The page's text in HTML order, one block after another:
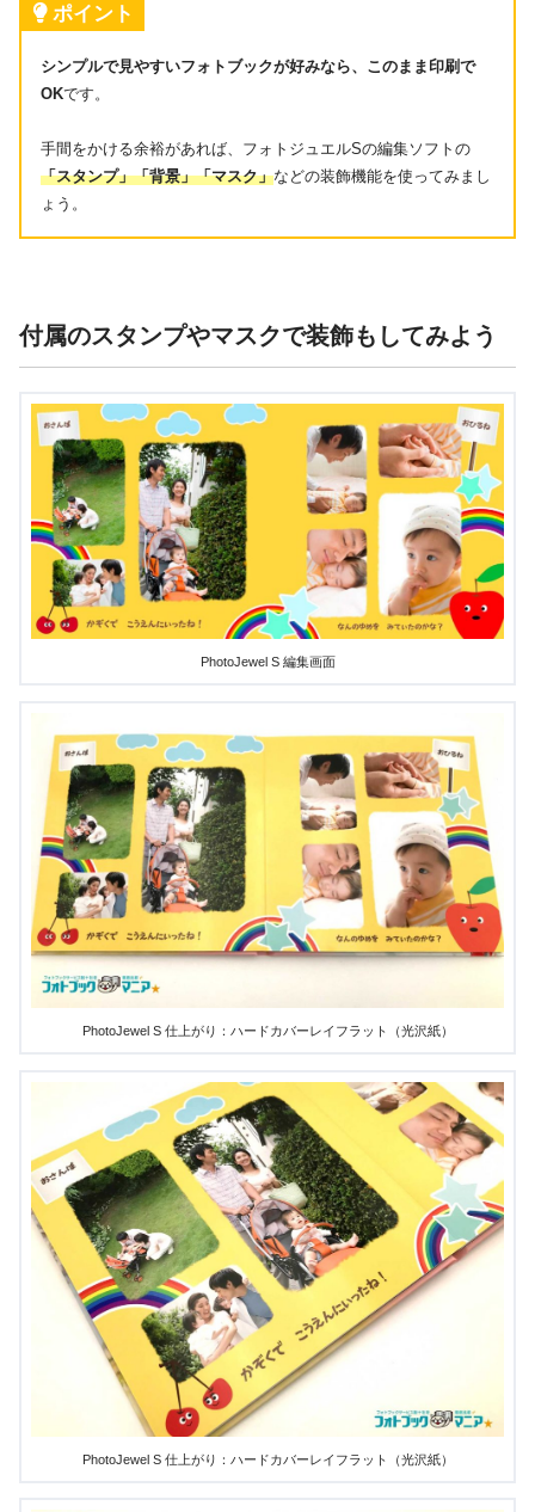
ポイント
シンプルで見やすいフォトブックが好みなら、このまま印刷で
OKです。
手間をかける余裕があれば、フォトジュエルSの編集ソフトの
「スタンプ」「背景」「マスク」などの装飾機能を使ってみまし
ょう。
付属のスタンプやマスクで装飾もしてみよう
PhotoJewel S 編集画面
PhotoJewel S 仕上がり：ハードカバーレイフラット（光沢紙）
PhotoJewel S 仕上がり：ハードカバーレイフラット（光沢紙）